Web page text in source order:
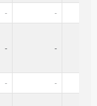
- -
- -
- -